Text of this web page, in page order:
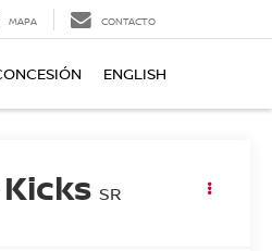
MAPA CONTACTO
ENGLISH
SR